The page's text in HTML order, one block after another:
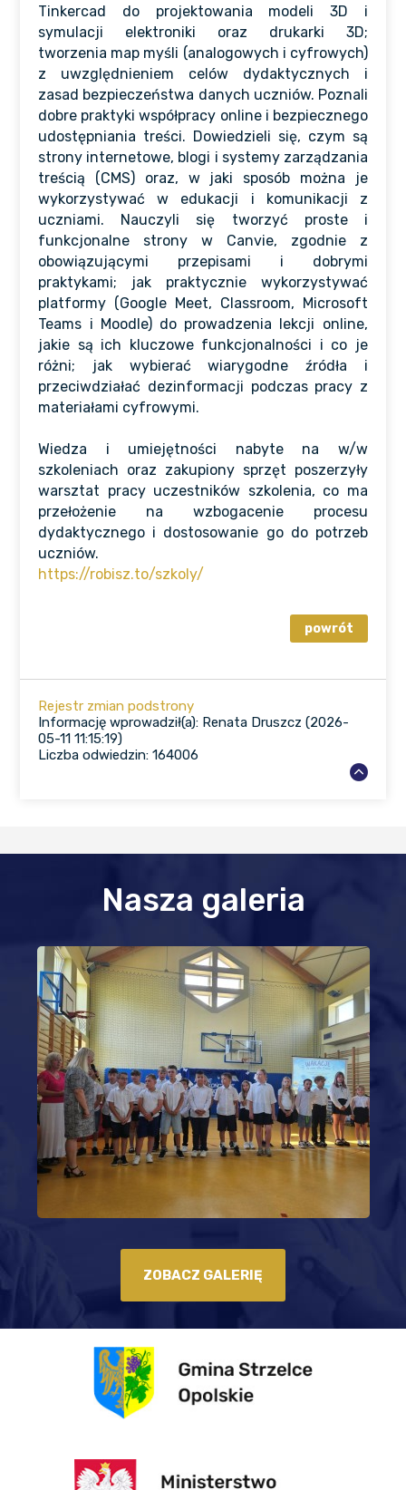
Tinkercad do projektowania modeli 3D i
symulacji elektroniki oraz drukarki 3D;
tworzenia map myśli (analogowych i cyfrowych)
z uwzględnieniem celów dydaktycznych i
zasad bezpieczeństwa danych uczniów. Poznali
dobre praktyki współpracy online i bezpiecznego
udostępniania treści. Dowiedzieli się, czym są
strony internetowe, blogi i systemy zarządzania
treścią (CMS) oraz, w jaki sposób można je
wykorzystywać w edukacji i komunikacji z
uczniami. Nauczyli się tworzyć proste i
funkcjonalne strony w Canvie, zgodnie z
obowiązującymi przepisami i dobrymi
praktykami; jak praktycznie wykorzystywać
platformy (Google Meet, Classroom, Microsoft
Teams i Moodle) do prowadzenia lekcji online,
jakie są ich kluczowe funkcjonalności i co je
różni; jak wybierać wiarygodne źródła i
przeciwdziałać dezinformacji podczas pracy z
materiałami cyfrowymi.
Wiedza i umiejętności nabyte na w/w
szkoleniach oraz zakupiony sprzęt poszerzyły
warsztat pracy uczestników szkolenia, co ma
przełożenie na wzbogacenie procesu
dydaktycznego i dostosowanie go do potrzeb
uczniów.
https://robisz.to/szkoly/
Rejestr zmian podstrony
Informację wprowadził(a): Renata Druszcz (2026-
05-11 11:15:19)
Liczba odwiedzin: 164006
Nasza galeria
ZOBACZ GALERIĘ